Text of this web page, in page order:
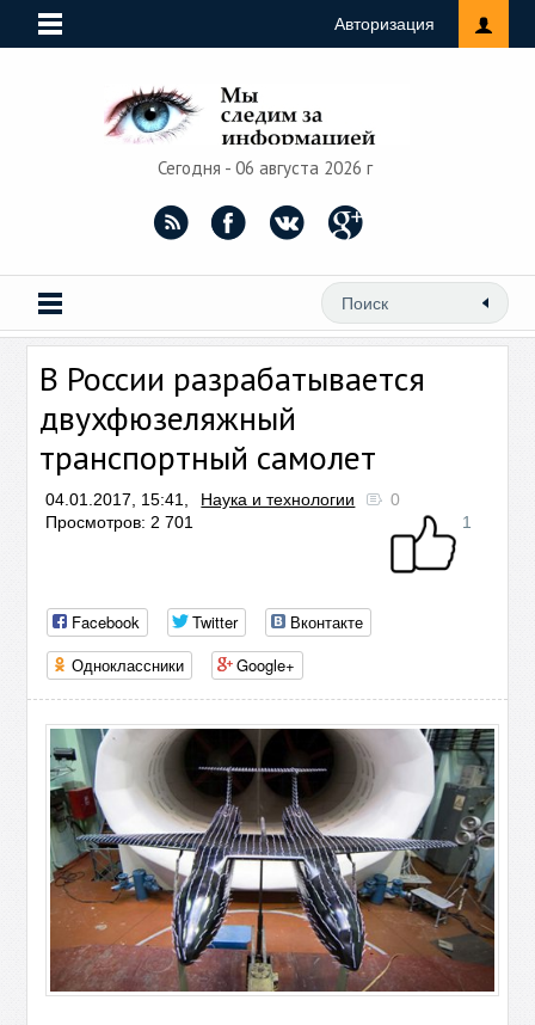
Авторизация
Сегодня - 06 августа 2026 г
В России разрабатывается
двухфюзеляжный
транспортный самолет
04.01.2017, 15:41, Наука и технологии
0
Просмотров: 2 701
1
Facebook Twitter
Вконтакте
Одноклассники
Google+